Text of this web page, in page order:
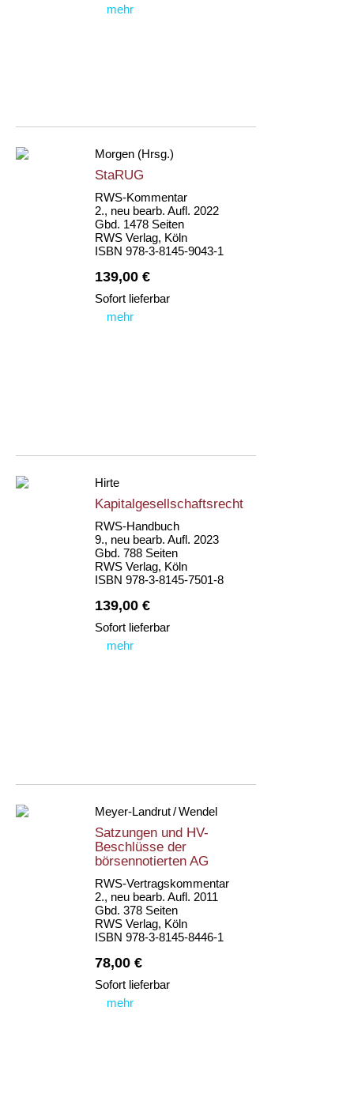
mehr
Morgen (Hrsg.)
StaRUG
RWS-Kommentar
2., neu bearb. Aufl. 2022
Gbd. 1478 Seiten
RWS Verlag, Köln
ISBN 978-3-8145-9043-1
139,00 €
Sofort lieferbar
mehr
Hirte
Kapitalgesellschaftsrecht
RWS-Handbuch
9., neu bearb. Aufl. 2023
Gbd. 788 Seiten
RWS Verlag, Köln
ISBN 978-3-8145-7501-8
139,00 €
Sofort lieferbar
mehr
Meyer-Landrut / Wendel
Satzungen und HV-
Beschlüsse der
börsennotierten AG
RWS-Vertragskommentar
2., neu bearb. Aufl. 2011
Gbd. 378 Seiten
RWS Verlag, Köln
ISBN 978-3-8145-8446-1
78,00 €
Sofort lieferbar
mehr